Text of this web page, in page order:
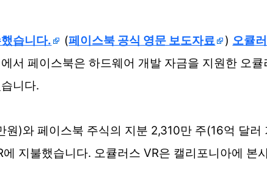
습니다. (페이스북 공식 영문 보도자료 ) 오큘
서 페이스북은 하드웨어 개발 자금을 지원한 오
니다.
)와 페이스북 주식의 지분 2,310만 주(16억 달
지불했습니다. 오큘러스 VR은 캘리포니아에